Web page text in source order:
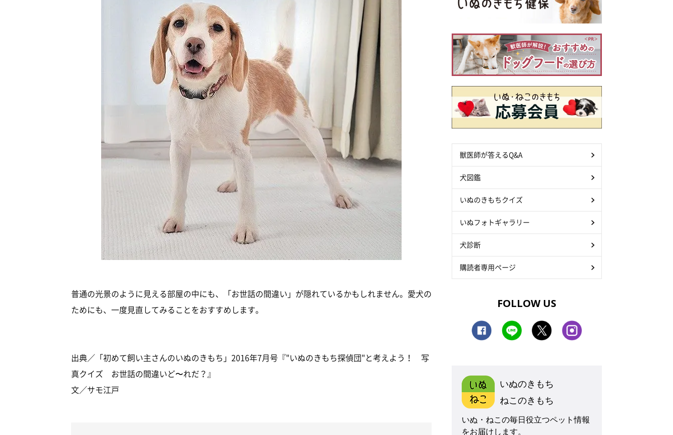
普通の光景のように見える部屋の中にも、「お世話の間違い」が隠れているかもしれません。愛犬の
ためにも、一度見直してみることをおすすめします。
出典／「初めて飼い主さんのいぬのきもち」2016年7月号『"いぬのきもち探偵団"と考えよう！ 写
真クイズ お世話の間違いど〜れだ？』
文／サモ江戸
獣医師が答えるQ&A
犬図鑑
いぬのきもちクイズ
いぬフォトギャラリー
犬診断
購読者専用ページ
FOLLOW US
いぬのきもち
ねこのきもち
いぬ・ねこの毎日役立つペット情報
をお届けします。